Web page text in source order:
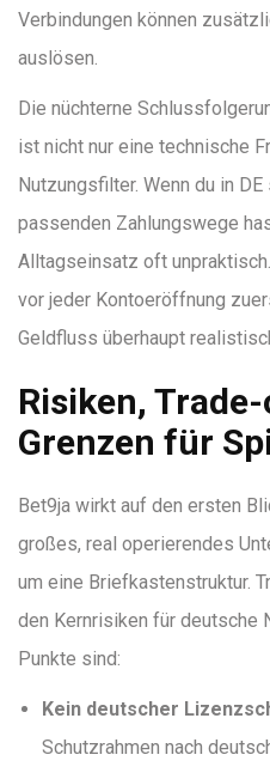
Verbindungen können
auslösen.
Die nüchterne
ist nicht nur eine technische
Nutzungsfilter. Wenn du in
passenden Zahlungswege
Alltagseinsatz oft
vor jeder Kontoeröffnung
Geldfluss überhaupt
Risiken,
Grenzen für
Bet9ja wirkt auf den ersten
großes, real operierendes
um eine Briefkastenstruktur.
den Kernrisiken für deutsche
Punkte sind:
Kein deutscher
Schutzrahmen nach